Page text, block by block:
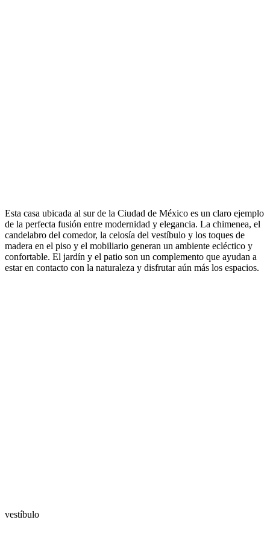
Esta casa ubicada al sur de la Ciudad de México es un claro ejemplo
de la perfecta fusión entre modernidad y elegancia. La chimenea, el
candelabro del comedor, la celosía del vestíbulo y los toques de
madera en el piso y el mobiliario generan un ambiente ecléctico y
confortable. El jardín y el patio son un complemento que ayudan a
estar en contacto con la naturaleza y disfrutar aún más los espacios.
vestíbulo